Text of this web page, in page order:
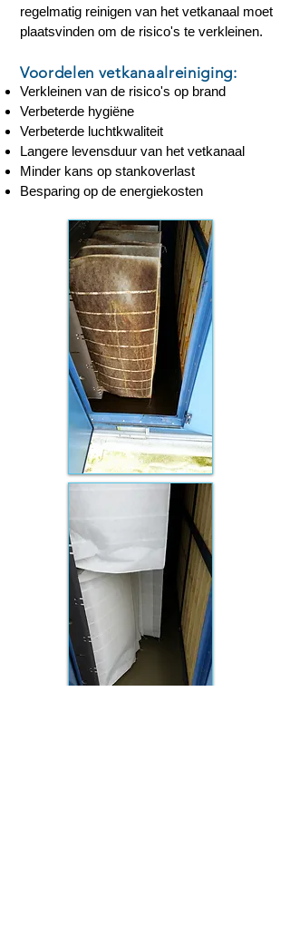
regelmatig reinigen van het vetkanaal moet
plaatsvinden om de risico's te verkleinen.
Verkleinen van de risico's op brand
Verbeterde hygiëne
Verbeterde luchtkwaliteit
Langere levensduur van het vetkanaal
Minder kans op stankoverlast
Besparing op de energiekosten
Voordelen vetkanaalreiniging: